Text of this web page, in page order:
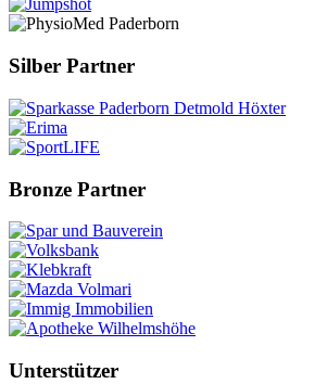
Silber Partner
Bronze Partner
Unterstützer